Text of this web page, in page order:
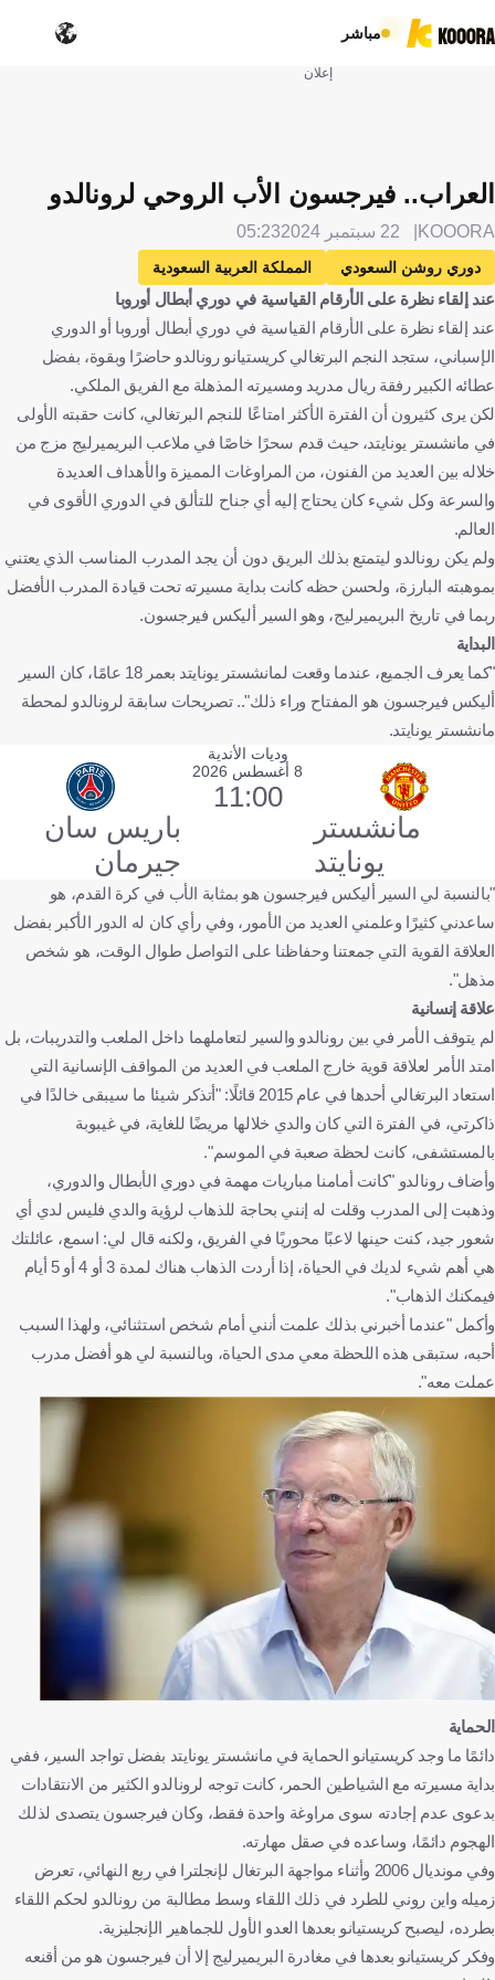
مباشر
إعلان
العراب.. فيرجسون الأب الروحي لرونالدو
KOOORA 22 سبتمبر 2024 05:23
دوري روشن السعودي
المملكة العربية السعودية
الدوري الإنجليزي الممتاز
إنجلترا
مانشستر يونايتد
النصر
السير أليكس فيرجسون
اسكتلندا
كريستيانو رونالدو
البرتغال كرة قدم
عند إلقاء نظرة على الأرقام القياسية في دوري أبطال أوروبا
عند إلقاء نظرة على الأرقام القياسية في دوري أبطال أوروبا أو الدوري
الإسباني، ستجد النجم البرتغالي كريستيانو رونالدو حاضرًا وبقوة، بفضل
عطائه الكبير رفقة ريال مدريد ومسيرته المذهلة مع الفريق الملكي.
لكن يرى كثيرون أن الفترة الأكثر امتاعًا للنجم البرتغالي، كانت حقبته الأولى
في مانشستر يونايتد، حيث قدم سحرًا خاصًا في ملاعب البريميرليج مزج من
خلاله بين العديد من الفنون، من المراوغات المميزة والأهداف العديدة
والسرعة وكل شيء كان يحتاج إليه أي جناح للتألق في الدوري الأقوى في
العالم.
ولم يكن رونالدو ليتمتع بذلك البريق دون أن يجد المدرب المناسب الذي يعتني
بموهبته البارزة، ولحسن حظه كانت بداية مسيرته تحت قيادة المدرب الأفضل
ربما في تاريخ البريميرليج، وهو السير أليكس فيرجسون.
البداية
"كما يعرف الجميع، عندما وقعت لمانشستر يونايتد بعمر 18 عامًا، كان السير
أليكس فيرجسون هو المفتاح وراء ذلك".. تصريحات سابقة لرونالدو لمحطة
مانشستر يونايتد.
وديات الأندية
مانشستر
يونايتد
8 أغسطس 2026
11:00
باريس سان
جيرمان
"بالنسبة لي السير أليكس فيرجسون هو بمثابة الأب في كرة القدم، هو
ساعدني كثيرًا وعلمني العديد من الأمور، وفي رأي كان له الدور الأكبر بفضل
العلاقة القوية التي جمعتنا وحفاظنا على التواصل طوال الوقت، هو شخص
مذهل".
علاقة إنسانية
لم يتوقف الأمر في بين رونالدو والسير لتعاملهما داخل الملعب والتدريبات، بل
امتد الأمر لعلاقة قوية خارج الملعب في العديد من المواقف الإنسانية التي
استعاد البرتغالي أحدها في عام 2015 قائلًا: "أتذكر شيئا ما سيبقى خالدًا في
ذاكرتي، في الفترة التي كان والدي خلالها مريضًا للغاية، في غيبوبة
بالمستشفى، كانت لحظة صعبة في الموسم".
وأضاف رونالدو "كانت أمامنا مباريات مهمة في دوري الأبطال والدوري،
وذهبت إلى المدرب وقلت له إنني بحاجة للذهاب لرؤية والدي فليس لدي أي
شعور جيد، كنت حينها لاعبًا محوريًا في الفريق، ولكنه قال لي: اسمع، عائلتك
هي أهم شيء لديك في الحياة، إذا أردت الذهاب هناك لمدة 3 أو 4 أو 5 أيام
فيمكنك الذهاب".
وأكمل "عندما أخبرني بذلك علمت أنني أمام شخص استثنائي، ولهذا السبب
أحبه، ستبقى هذه اللحظة معي مدى الحياة، وبالنسبة لي هو أفضل مدرب
عملت معه".
الحماية
دائمًا ما وجد كريستيانو الحماية في مانشستر يونايتد بفضل تواجد السير، ففي
بداية مسيرته مع الشياطين الحمر، كانت توجه لرونالدو الكثير من الانتقادات
بدعوى عدم إجادته سوى مراوغة واحدة فقط، وكان فيرجسون يتصدى لذلك
الهجوم دائمًا، وساعده في صقل مهارته.
وفي مونديال 2006 وأثناء مواجهة البرتغال لإنجلترا في ربع النهائي، تعرض
زميله واين روني للطرد في ذلك اللقاء وسط مطالبة من رونالدو لحكم اللقاء
بطرده، ليصبح كريستيانو بعدها العدو الأول للجماهير الإنجليزية.
وفكر كريستيانو بعدها في مغادرة البريميرليج إلا أن فيرجسون هو من أقنعه